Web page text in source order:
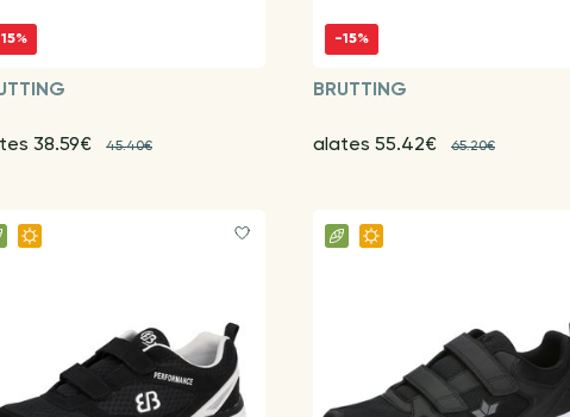
38.59€ 45.40€
-15%
BRUTTING
alates 55.42€ 65.20€